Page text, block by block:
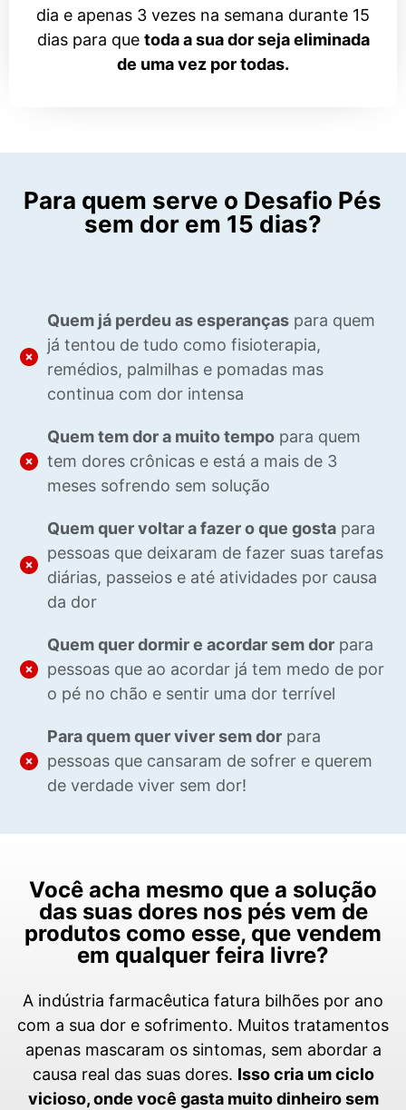
dia e apenas 3 vezes na semana durante 15
dias para que toda a sua dor seja eliminada
de uma vez por todas.
Para quem serve o Desafio Pés
sem dor em 15 dias?
Quem já perdeu as esperanças para quem
já tentou de tudo como fisioterapia,
remédios, palmilhas e pomadas mas
continua com dor intensa
Quem tem dor a muito tempo para quem
tem dores crônicas e está a mais de 3
meses sofrendo sem solução
Quem quer voltar a fazer o que gosta para
pessoas que deixaram de fazer suas tarefas
diárias, passeios e até atividades por causa
da dor
Quem quer dormir e acordar sem dor para
pessoas que ao acordar já tem medo de por
o pé no chão e sentir uma dor terrível
Para quem quer viver sem dor para
pessoas que cansaram de sofrer e querem
de verdade viver sem dor!
Você acha mesmo que a solução
das suas dores nos pés vem de
produtos como esse, que vendem
em qualquer feira livre?
A indústria farmacêutica fatura bilhões por ano
com a sua dor e sofrimento. Muitos tratamentos
apenas mascaram os sintomas, sem abordar a
causa real das suas dores. Isso cria um ciclo
vicioso, onde você gasta muito dinheiro sem